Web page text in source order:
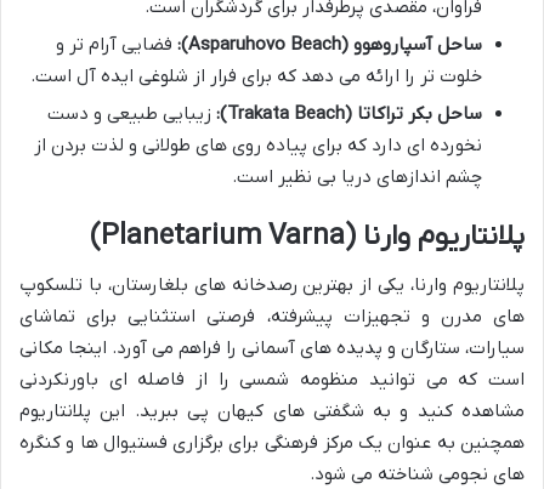
فراوان، مقصدی پرطرفدار برای گردشگران است.
ساحل آسپاروهوو (Asparuhovo Beach):
فضایی آرام تر و
خلوت تر را ارائه می دهد که برای فرار از شلوغی ایده آل است.
ساحل بکر تراکاتا (Trakata Beach):
زیبایی طبیعی و دست
نخورده ای دارد که برای پیاده روی های طولانی و لذت بردن از
چشم اندازهای دریا بی نظیر است.
پلانتاریوم وارنا (Planetarium Varna)
پلانتاریوم وارنا، یکی از بهترین رصدخانه های بلغارستان، با تلسکوپ
های مدرن و تجهیزات پیشرفته، فرصتی استثنایی برای تماشای
سیارات، ستارگان و پدیده های آسمانی را فراهم می آورد. اینجا مکانی
است که می توانید منظومه شمسی را از فاصله ای باورنکردنی
مشاهده کنید و به شگفتی های کیهان پی ببرید. این پلانتاریوم
همچنین به عنوان یک مرکز فرهنگی برای برگزاری فستیوال ها و کنگره
های نجومی شناخته می شود.